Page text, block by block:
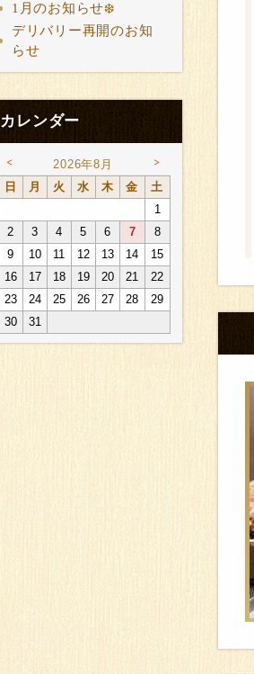
1月のお知らせ❄️
デリバリー再開のお知
らせ
カレンダー
< 2026年8月 >
日 月 火 水 木 金
土
1
2
3 4 5 6 7
8
9
10 11 12 13 14
15
16
17 18 19 20 21
22
23
24 25 26 27 28
29
30
31